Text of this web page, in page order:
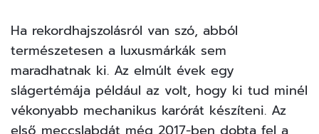
Ha rekordhajszolásról van szó, abból
természetesen a luxusmárkák sem
maradhatnak ki. Az elmúlt évek egy
slágertémája például az volt, hogy ki tud minél
vékonyabb mechanikus karórát készíteni. Az